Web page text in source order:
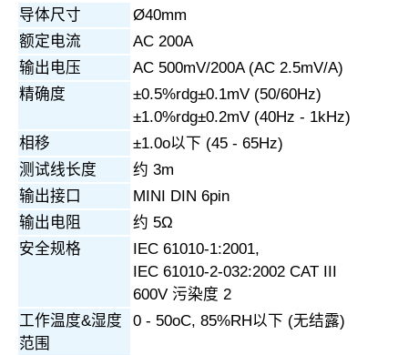
导体尺寸
Ø40mm
额定电流
AC 200A
输出电压
AC 500mV/200A (AC 2.5mV/A)
精确度
±0.5%rdg±0.1mV (50/60Hz)
±1.0%rdg±0.2mV (40Hz - 1kHz)
相移
±1.0o以下 (45 - 65Hz)
测试线长度
约 3m
输出接口
MINI DIN 6pin
输出电阻
约 5Ω
安全规格
IEC 61010-1:2001,
IEC 61010-2-032:2002 CAT III
600V 污染度 2
工作温度&湿度
范围
0 - 50oC, 85%RH以下 (无结露)